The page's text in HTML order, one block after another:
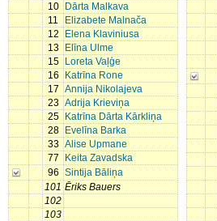
10
Dārta Malkava
11
Elizabete Malnača
12
Elena Klaviniusa
13
Elīna Ulme
15
Loreta Vaļģe
16
Katrīna Rone
17 Annija Nikolajeva
23 Adrija Krieviņa
25
Katrīna Dārta Kārkliņa
28
Evelīna Barka
33 Alise Upmane
77
Keita Zavadska
96 Sintija Bāliņa
101 Ēriks Bauers
102
103